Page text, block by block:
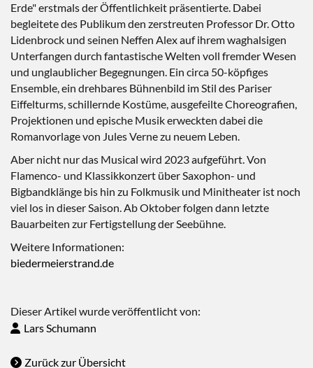
Erde" erstmals der Öffentlichkeit präsentierte. Dabei
begleitete des Publikum den zerstreuten Professor Dr. Otto
Lidenbrock und seinen Neffen Alex auf ihrem waghalsigen
Unterfangen durch fantastische Welten voll fremder Wesen
und unglaublicher Begegnungen. Ein circa 50-köpfiges
Ensemble, ein drehbares Bühnenbild im Stil des Pariser
Eiffelturms, schillernde Kostüme, ausgefeilte Choreografien,
Projektionen und epische Musik erweckten dabei die
Romanvorlage von Jules Verne zu neuem Leben.
Aber nicht nur das Musical wird 2023 aufgeführt. Von
Flamenco- und Klassikkonzert über Saxophon- und
Bigbandklänge bis hin zu Folkmusik und Minitheater ist noch
viel los in dieser Saison. Ab Oktober folgen dann letzte
Bauarbeiten zur Fertigstellung der Seebühne.
Weitere Informationen:
biedermeierstrand.de
Dieser Artikel wurde veröffentlicht von:
Lars Schumann
Zurück zur Übersicht